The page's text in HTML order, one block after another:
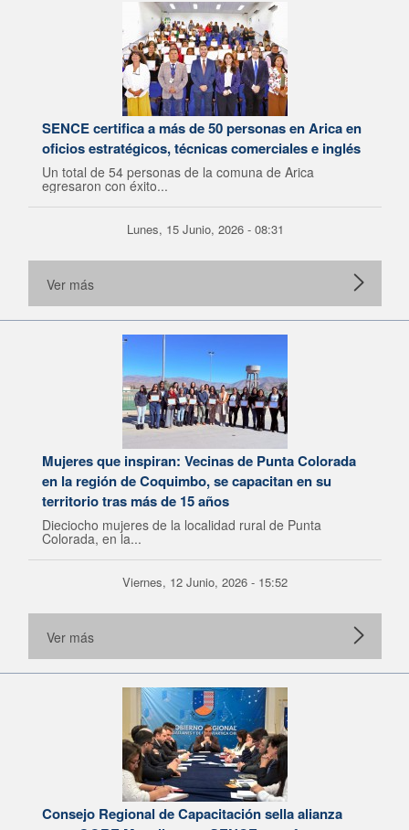
SENCE certifica a más de 50 personas en Arica en
oficios estratégicos, técnicas comerciales e inglés
Un total de 54 personas de la comuna de Arica
egresaron con éxito...
Lunes, 15 Junio, 2026 - 08:31
Ver más
Mujeres que inspiran: Vecinas de Punta Colorada
en la región de Coquimbo, se capacitan en su
territorio tras más de 15 años
Dieciocho mujeres de la localidad rural de Punta
Colorada, en la...
Viernes, 12 Junio, 2026 - 15:52
Ver más
Consejo Regional de Capacitación sella alianza